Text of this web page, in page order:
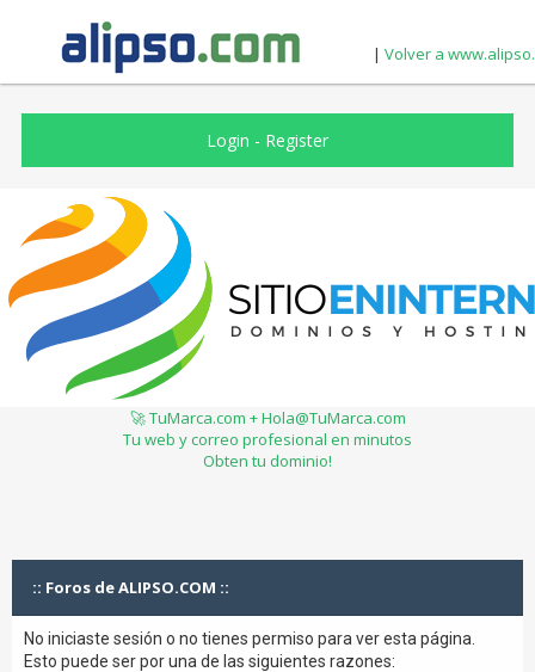
| Volver a
Login - Register
🚀 TuMarca.com + Hola@TuMarca.com
Tu web y correo profesional en minutos
Obten tu dominio!
:: Foros de ALIPSO.COM ::
No iniciaste sesión o no tienes permiso para ver esta página.
Esto puede ser por una de las siguientes razones: